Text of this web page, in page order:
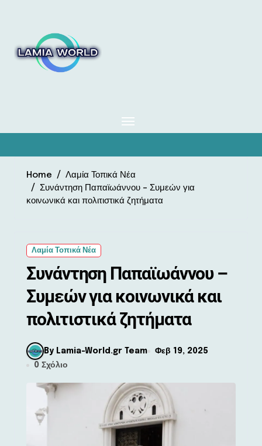
Home
Λαμία Τοπικά Νέα
Συνάντηση Παπαϊωάννου – Συμεών για
κοινωνικά και πολιτιστικά ζητήματα
Λαμία Τοπικά Νέα
Συνάντηση Παπαϊωάννου –
Συμεών για κοινωνικά και
πολιτιστικά ζητήματα
By Lamia-World.gr Team
Φεβ 19, 2025
0 Σχόλιο